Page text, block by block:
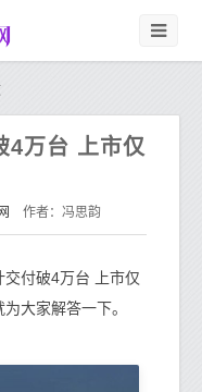
4万台 上市仅
作者：冯思韵
付破4万台 上市仅
大家解答一下。